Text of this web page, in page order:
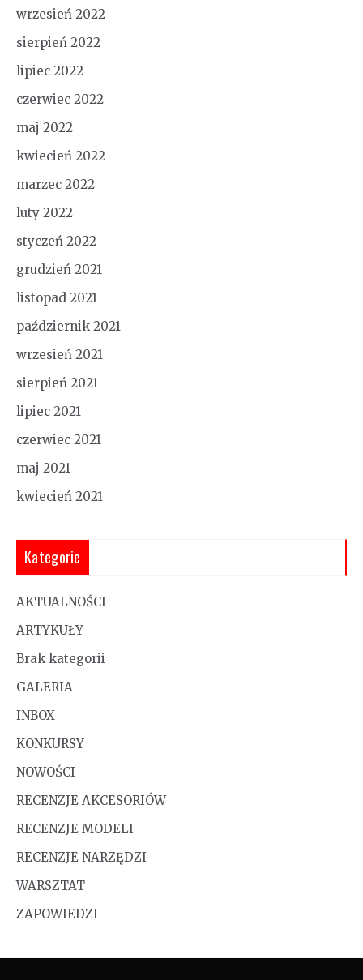
wrzesień 2022
sierpień 2022
lipiec 2022
czerwiec 2022
maj 2022
kwiecień 2022
marzec 2022
luty 2022
styczeń 2022
grudzień 2021
listopad 2021
październik 2021
wrzesień 2021
sierpień 2021
lipiec 2021
czerwiec 2021
maj 2021
kwiecień 2021
Kategorie
AKTUALNOŚCI
ARTYKUŁY
Brak kategorii
GALERIA
INBOX
KONKURSY
NOWOŚCI
RECENZJE AKCESORIÓW
RECENZJE MODELI
RECENZJE NARZĘDZI
WARSZTAT
ZAPOWIEDZI